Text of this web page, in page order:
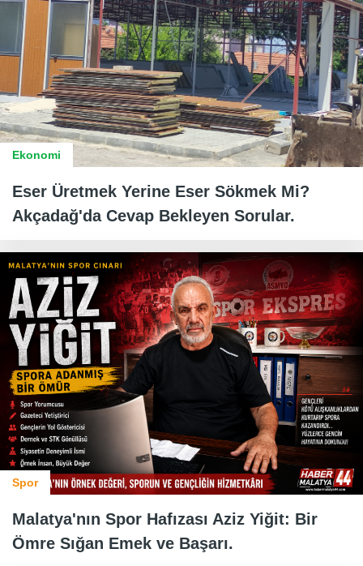
Ekonomi
Eser Üretmek Yerine Eser Sökmek Mi?
Akçadağ'da Cevap Bekleyen Sorular.
Spor
Malatya'nın Spor Hafızası Aziz Yiğit: Bir
Ömre Sığan Emek ve Başarı.